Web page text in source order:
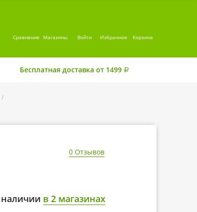
Сравнение Магазины Войти Избранное Корзина
Бесплатная доставка от 1499 Р
/
0 Отзывов
в 2 магазинах